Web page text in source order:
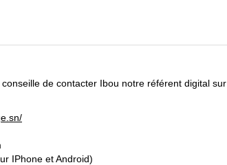
de contacter Ibou notre référent digital sur
IPhone et Android)